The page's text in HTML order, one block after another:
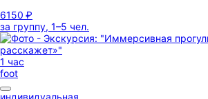
6150 ₽
за группу, 1–5 чел.
1 час
foot
индивидуальная